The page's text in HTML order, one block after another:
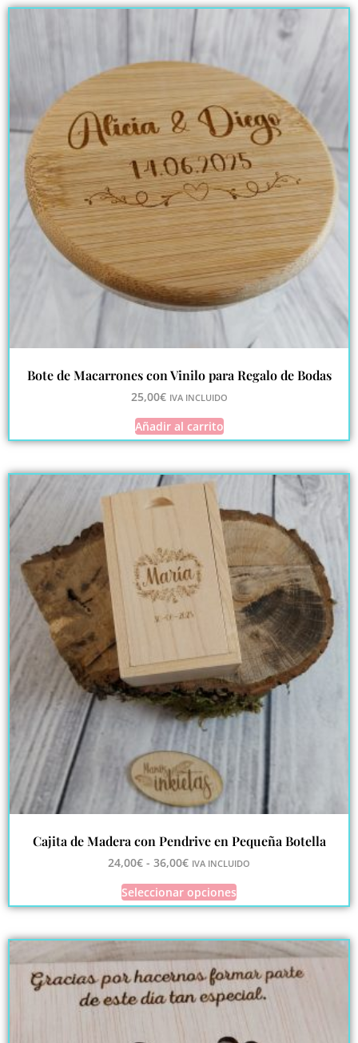
Bote de Macarrones con Vinilo para Regalo de Bodas
25,00€ IVA INCLUIDO
Añadir al carrito
Cajita de Madera con Pendrive en Pequeña Botella
24,00€ - 36,00€ IVA INCLUIDO
Seleccionar opciones